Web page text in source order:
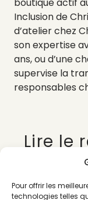
Pour offrir les
technologies telles
boutique actif
Inclusion de
d’atelier chez
son expertise
ans, ou d’une
supervise la
responsables
Lire le
du